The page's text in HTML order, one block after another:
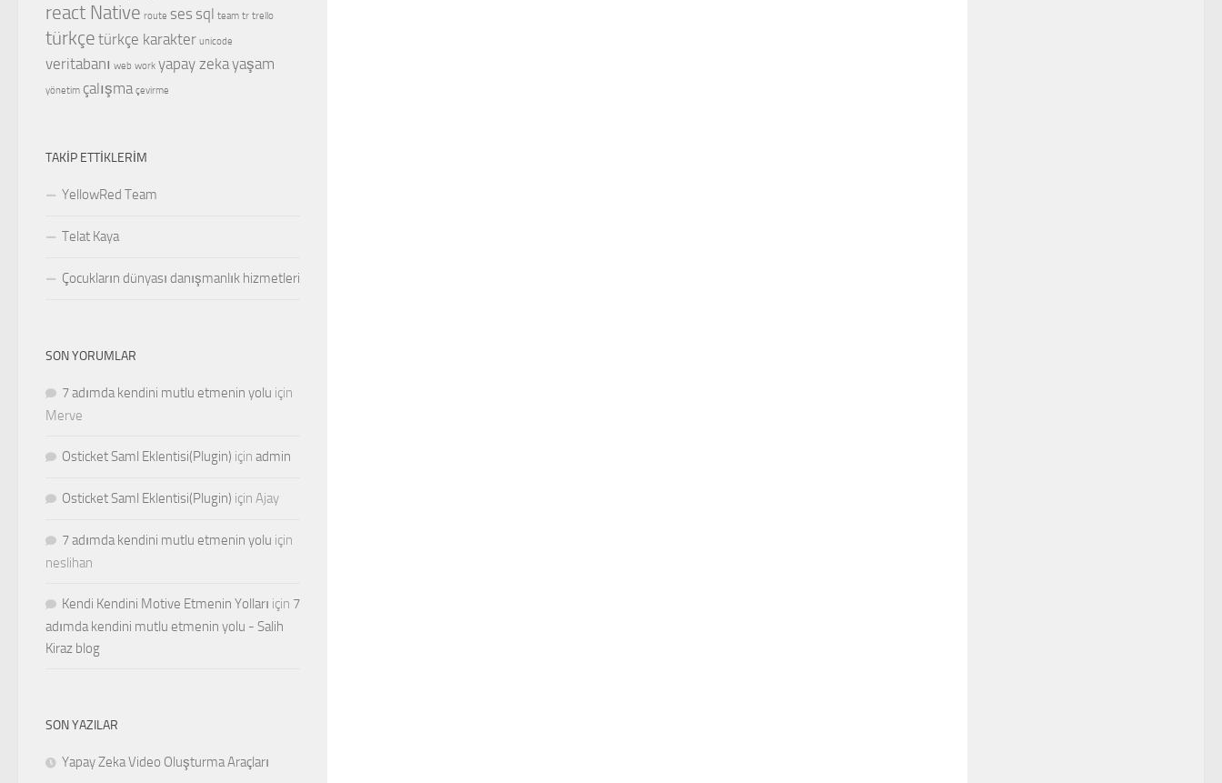
react Native route ses sql team tr trello
türkçe türkçe karakter unicode
veritabanı web work yapay zekayaşam
yönetim çalışma çevirme
TAKIP ETTIKLERIM
YellowRed Team
Telat Kaya
Çocukların dünyası danışmanlık hizmetleri
SON YORUMLAR
7 adımda kendini mutlu etmenin yolu için
Merve
Osticket Saml Eklentisi(Plugin) için admin
Osticket Saml Eklentisi(Plugin) için Ajay
7 adımda kendini mutlu etmenin yolu için
neslihan
Kendi Kendini Motive Etmenin Yolları için 7
adımda kendini mutlu etmenin yolu - Salih
Kiraz blog
SON YAZILAR
Yapay Zeka Video Oluşturma Araçları